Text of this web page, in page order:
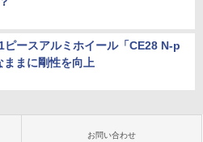
ピースアルミホイール「CE28 N-p
まに剛性を向上
お問い合わせ